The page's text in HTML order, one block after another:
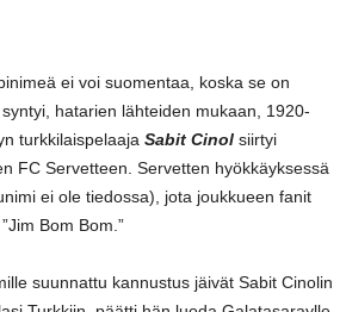
ei voi suomentaa, koska se on
hatarien lähteiden mukaan, 1920-
turkkilaispelaaja Sabit Cinol siirtyi
FC Servetteen. Servetten hyökkäyksessä
ei ole tiedossa), jota joukkueen fanit
Bom Bom.”
suunnattu kannustus jäivät Sabit Cinolin